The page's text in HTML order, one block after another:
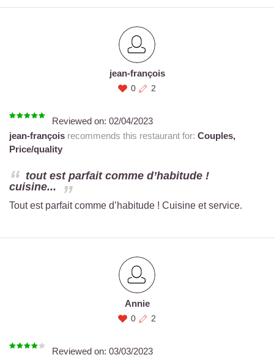
jean-françois
0 2
Reviewed on: 02/04/2023
jean-françois recommends this restaurant for: Couples,
Price/quality
tout est parfait comme d’habitude !
cuisine...
Tout est parfait comme d’habitude ! Cuisine et service.
Annie
0 2
Reviewed on: 03/03/2023